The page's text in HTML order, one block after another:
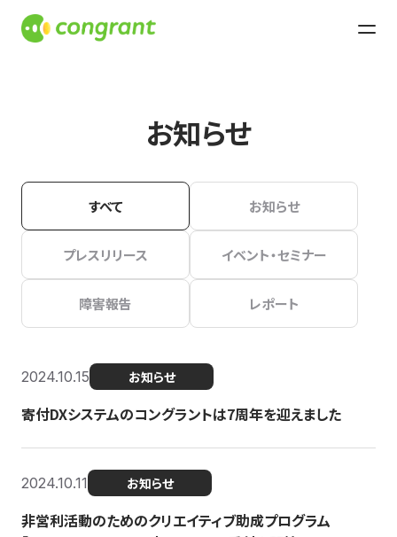
お知らせ
すべて お知らせ
プレスリリース イベント・セミナー
障害報告 レポート
2024.10.15 お知らせ
寄付DXシステムのコングラントは7周年を迎えました
2024.10.11 お知らせ
非営利活動のためのクリエイティブ助成プログラム